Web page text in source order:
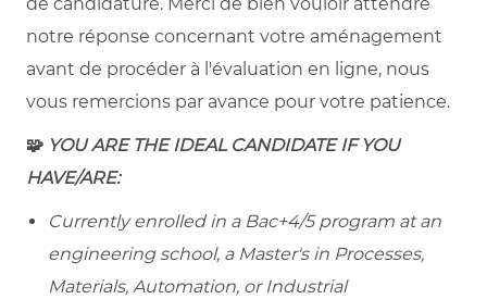
notre réponse concernant votre aménagement
avant de procéder à l'évaluation en ligne, nous
vous remercions par avance pour votre patience.
🧩 YOU ARE THE IDEAL CANDIDATE IF YOU
HAVE/ARE:
Currently enrolled in a Bac+4/5 program at an
engineering school, a Master's in Processes,
Materials, Automation, or Industrial